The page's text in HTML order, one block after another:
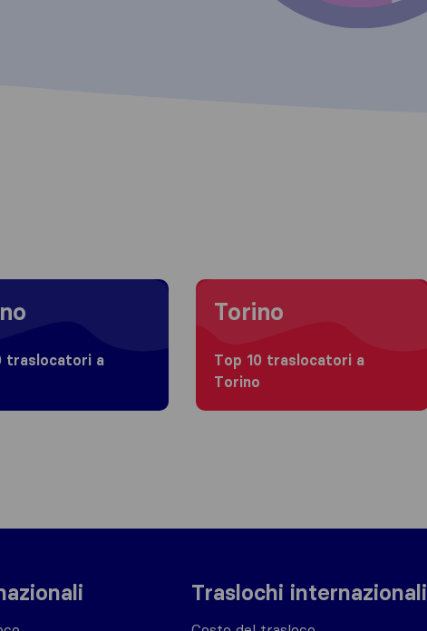
traslocatori a
Moving to Torino
Torino
Top 10 traslocatori a
Torino
Traslochi internazionali